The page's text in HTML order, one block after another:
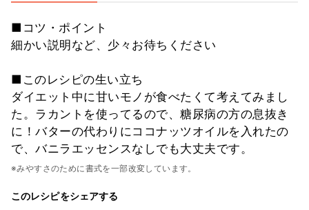
■コツ・ポイント
細かい説明など、少々お待ちください
■このレシピの生い立ち
ダイエット中に甘いモノが食べたくて考えてみまし
た。ラカントを使ってるので、糖尿病の方の息抜き
に！バターの代わりにココナッツオイルを入れたの
で、バニラエッセンスなしでも大丈夫です。
※みやすさのために書式を一部改変しています。
このレシピをシェアする